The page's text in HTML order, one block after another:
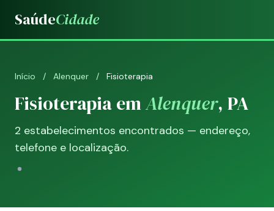
SaúdeCidade
Início / Alenquer / Fisioterapia
Fisioterapia emAlenquer, PA
2 estabelecimentos encontrados — endereço,
telefone e localização.